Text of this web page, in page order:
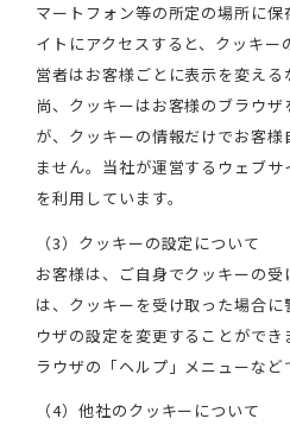
マートフォン等の所定の場所に
イトにアクセスすると、クッキー
営者はお客様ごとに表示を変える
尚、クッキーはお客様のブラウ
が、クッキーの情報だけでお客
ません。当社が運営するウェブ
を利用しています。
（3）クッキーの設定について
お客様は、ご自身でクッキーの
は、クッキーを受け取った場合
ウザの設定を変更することがで
ラウザの「ヘルプ」メニューなど
（4）他社のクッキーについて